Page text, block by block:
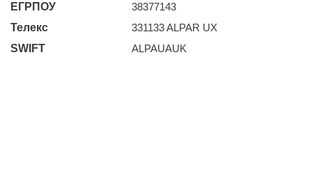
ЕГРПОУ
38377143
Телекс
331133 ALPAR UX
SWIFT
ALPAUAUK